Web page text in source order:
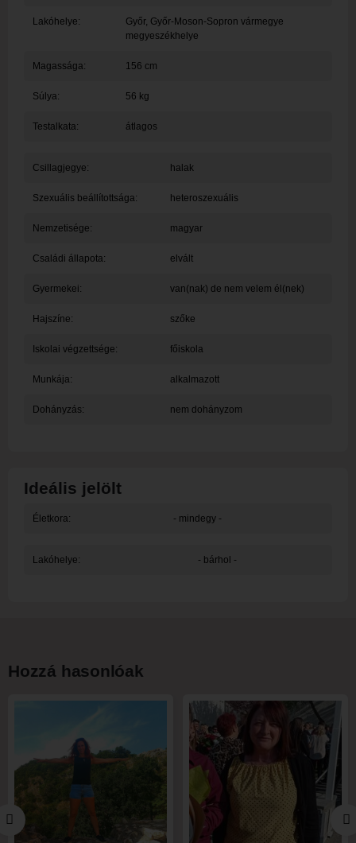
Lakóhelye: Győr, Győr-Moson-Sopron vármegye
megyeszékhelye
Magassága: 156 cm
Súlya: 56 kg
Testalkata: átlagos
Csillagjegye: halak
Szexuális beállítottsága: heteroszexuális
Nemzetisége: magyar
Családi állapota: elvált
Gyermekei: van(nak) de nem velem él(nek)
Hajszíne: szőke
Iskolai végzettsége: főiskola
Munkája: alkalmazott
Dohányzás: nem dohányzom
Ideális jelölt
Életkora: - mindegy -
Lakóhelye: - bárhol -
Hozzá hasonlóak